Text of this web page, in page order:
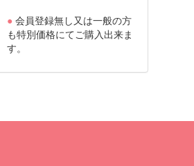
● 会員登録無し又は一般の方
も特別価格にてご購入出来ま
す。